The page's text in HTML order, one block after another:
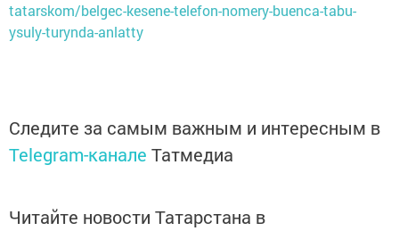
tatarskom/belgec-kesene-telefon-nomery-buenca-tabu-
ysuly-turynda-anlatty
Следите за самым важным и интересным в
Telegram-канале Татмедиа
Читайте новости Татарстана в